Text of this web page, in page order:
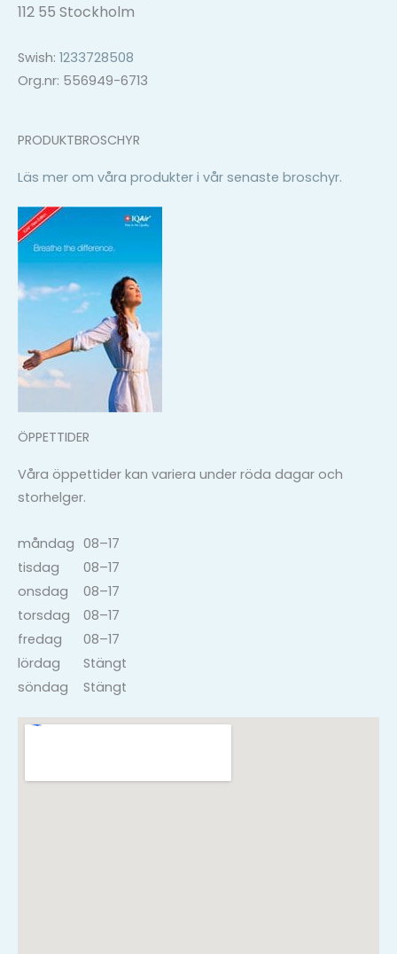
112 55 Stockholm
Swish: 1233728508
Org.nr: 556949-6713
PRODUKTBROSCHYR
Läs mer om våra produkter i vår senaste broschyr.
ÖPPETTIDER
Våra öppettider kan variera under röda dagar och
storhelger.
måndag
tisdag
onsdag
torsdag
fredag
lördag
söndag
08–17
08–17
08–17
08–17
08–17
Stängt
Stängt